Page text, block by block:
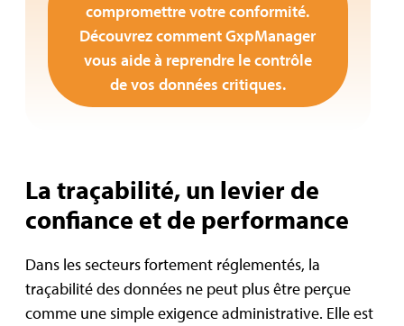
compromettre votre conformité.
Découvrez comment GxpManager
vous aide à reprendre le contrôle
de vos données critiques.
La traçabilité, un levier de
confiance et de performance
Dans les secteurs fortement réglementés, la
traçabilité des données ne peut plus être perçue
comme une simple exigence administrative. Elle est